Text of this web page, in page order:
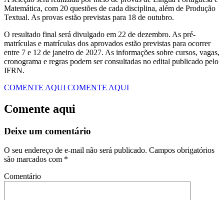
Matemática, com 20 questões de cada disciplina, além de Produção
Textual. As provas estão previstas para 18 de outubro.
O resultado final será divulgado em 22 de dezembro. As pré-
matrículas e matrículas dos aprovados estão previstas para ocorrer
entre 7 e 12 de janeiro de 2027. As informações sobre cursos, vagas,
cronograma e regras podem ser consultadas no edital publicado pelo
IFRN.
COMENTE AQUI COMENTE AQUI
Comente aqui
Deixe um comentário
O seu endereço de e-mail não será publicado. Campos obrigatórios
são marcados com *
Comentário